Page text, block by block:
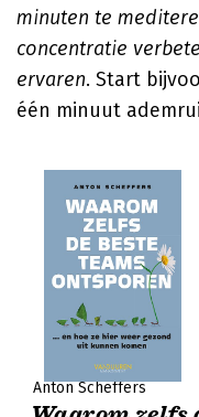
minuten te
concentratie
ervaren. Start
één minuut
Anton Scheffers